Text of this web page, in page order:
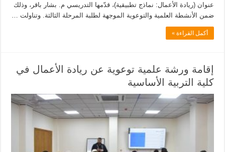
عنوان (ريادة الأعمال: نماذج تطبيقية)، قدّمها التدريسي م. بشار باقر، وذلك
ضمن الأنشطة العلمية والتوعوية الموجهة لطلبة المرحلة الثالثة. وتناولت …
أكمل القراءة »
إقامة ورشة علمية توعوية عن ريادة الأعمال في
كلية التربية الأساسية